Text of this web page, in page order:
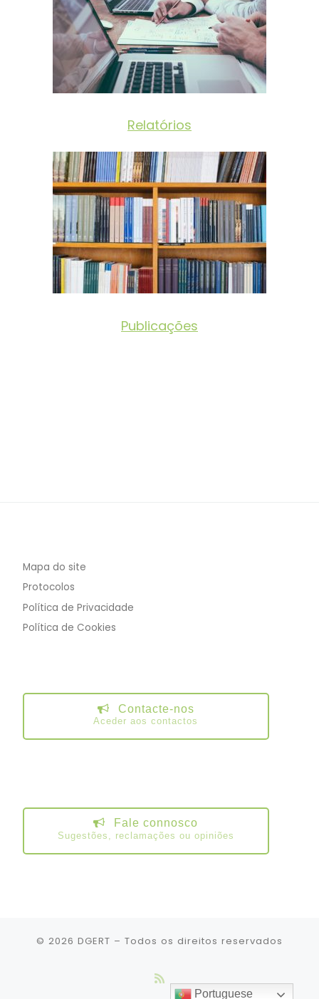
Relatórios
Publicações
Mapa do site
Protocolos
Política de Privacidade
Política de Cookies
Contacte-nos
Aceder aos contactos
Fale connosco
Sugestões, reclamações ou opiniões
© 2026 DGERT – Todos os direitos reservados
Portuguese